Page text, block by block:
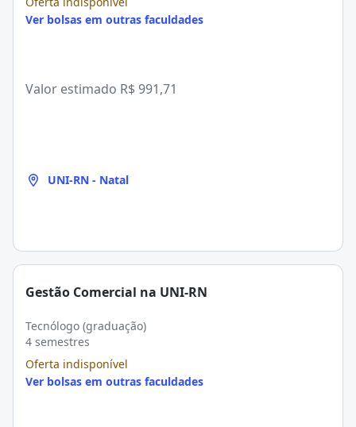
Ver bolsas em outras faculdades
Valor estimado R$ 991,71
UNI-RN - Natal
Gestão Comercial na UNI-RN
Tecnólogo (graduação)
4 semestres
Oferta indisponível
Ver bolsas em outras faculdades